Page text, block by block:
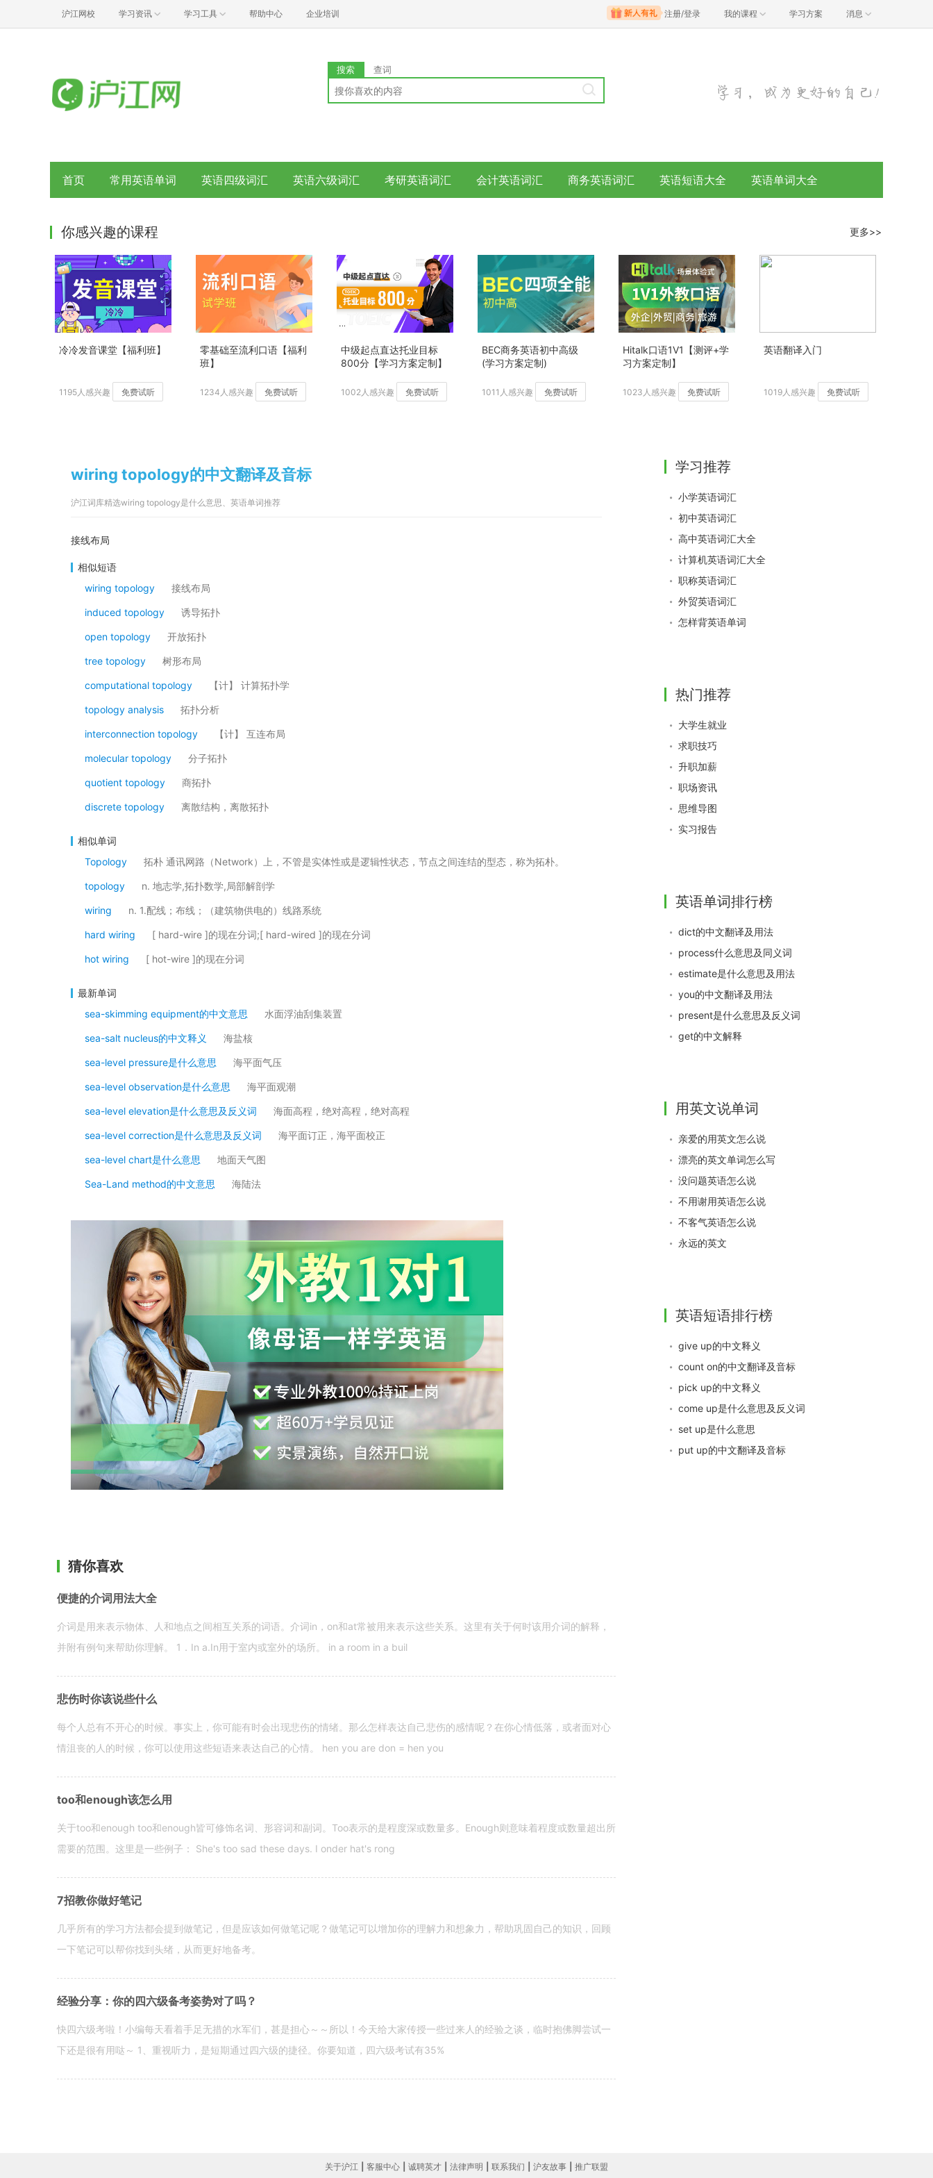
沪江网校 学习资讯 学习工具 帮助中心 企业培训 注册/登录 我的课程 学习方案 消息
搜索 查词
首页 常用英语单词 英语四级词汇 英语六级词汇 考研英语词汇 会计英语词汇 商务英语词汇 英语短语大全 英语单词大全
你感兴趣的课程 更多>>
冷冷发音课堂【福利班】
1195人感兴趣 免费试听
零基础至流利口语【福利
班】
1234人感兴趣 免费试听
中级起点直达托业目标
800分【学习方案定制】
1002人感兴趣 免费试听
BEC商务英语初中高级
(学习方案定制)
1011人感兴趣 免费试听
Hitalk口语1V1【测评+学
习方案定制】
1023人感兴趣 免费试听
英语翻译入门
1019人感兴趣 免费试听
wiring topology的中文翻译及音标
沪江词库精选wiring topology是什么意思、英语单词推荐
接线布局
相似短语
wiring topology
接线布局
induced topology 诱导拓扑
open topology 开放拓扑
tree topology 树形布局
computational topology 【计】 计算拓扑学
topology analysis 拓扑分析
interconnection topology 【计】 互连布局
molecular topology 分子拓扑
quotient topology 商拓扑
discrete topology 离散结构，离散拓扑
相似单词
Topology
拓朴 通讯网路（Network）上，不管是实体性或是逻辑性状态，节点之间连结的型态，称为拓朴。
topology n. 地志学,拓扑数学,局部解剖学
wiring n. 1.配线；布线；（建筑物供电的）线路系统
hard wiring [ hard-wire ]的现在分词;[ hard-wired ]的现在分词
hot wiring [ hot-wire ]的现在分词
最新单词
sea-skimming equipment的中文意思
水面浮油刮集装置
sea-salt nucleus的中文释义 海盐核
sea-level pressure是什么意思 海平面气压
sea-level observation是什么意思 海平面观潮
sea-level elevation是什么意思及反义词 海面高程，绝对高程，绝对高程
sea-level correction是什么意思及反义词 海平面订正，海平面校正
sea-level chart是什么意思 地面天气图
Sea-Land method的中文意思 海陆法
猜你喜欢
便捷的介词用法大全
介词是用来表示物体、人和地点之间相互关系的词语。介词in，on和at常被用来表示这些关系。这里有关于何时该用介词的解释，
并附有例句来帮助你理解。 1．In a.In用于室内或室外的场所。 in a room in a buil
悲伤时你该说些什么
每个人总有不开心的时候。事实上，你可能有时会出现悲伤的情绪。那么怎样表达自己悲伤的感情呢？在你心情低落，或者面对心
情沮丧的人的时候，你可以使用这些短语来表达自己的心情。 hen you are don = hen you
too和enough该怎么用
关于too和enough too和enough皆可修饰名词、形容词和副词。Too表示的是程度深或数量多。Enough则意味着程度或数量超出所
需要的范围。这里是一些例子： She's too sad these days. I onder hat's rong
7招教你做好笔记
几乎所有的学习方法都会提到做笔记，但是应该如何做笔记呢？做笔记可以增加你的理解力和想象力，帮助巩固自己的知识，回顾
一下笔记可以帮你找到头绪，从而更好地备考。
经验分享：你的四六级备考姿势对了吗？
快四六级考啦！小编每天看着手足无措的水军们，甚是担心～～所以！今天给大家传授一些过来人的经验之谈，临时抱佛脚尝试一
下还是很有用哒～ 1、重视听力，是短期通过四六级的捷径。你要知道，四六级考试有35%
学习推荐
小学英语词汇
初中英语词汇
高中英语词汇大全
计算机英语词汇大全
职称英语词汇
外贸英语词汇
怎样背英语单词
热门推荐
大学生就业
求职技巧
升职加薪
职场资讯
思维导图
实习报告
英语单词排行榜
dict的中文翻译及用法
process什么意思及同义词
estimate是什么意思及用法
you的中文翻译及用法
present是什么意思及反义词
get的中文解释
用英文说单词
亲爱的用英文怎么说
漂亮的英文单词怎么写
没问题英语怎么说
不用谢用英语怎么说
不客气英语怎么说
永远的英文
英语短语排行榜
give up的中文释义
count on的中文翻译及音标
pick up的中文释义
come up是什么意思及反义词
set up是什么意思
put up的中文翻译及音标
关于沪江 客服中心 诚聘英才 法律声明 联系我们 沪友故事 推广联盟